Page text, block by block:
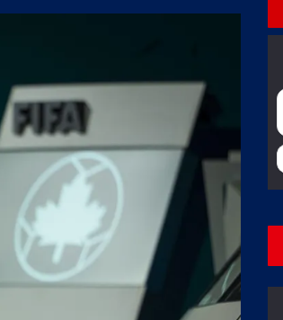
(ВИДЕО)